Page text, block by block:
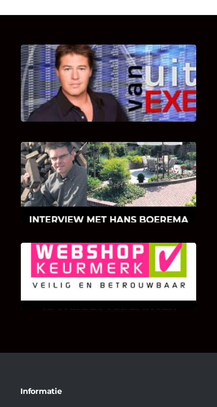
UITSTEL VAN EXECUTIE
Bekijk hier de fragmenten van de deelname
van Bricks and Stones aan dit programma.
INTERVIEW MET HANS BOEREMA
Hoe Bricks and Stones ontstaan is en wat
Hans Boerema motiveert in de wereld van
klinkers en tegels!
KLANT BEOORDELINGEN
We zijn er zeer op gesteld om te weten wat u
als klant van ons en onze diensten vindt.
Informatie